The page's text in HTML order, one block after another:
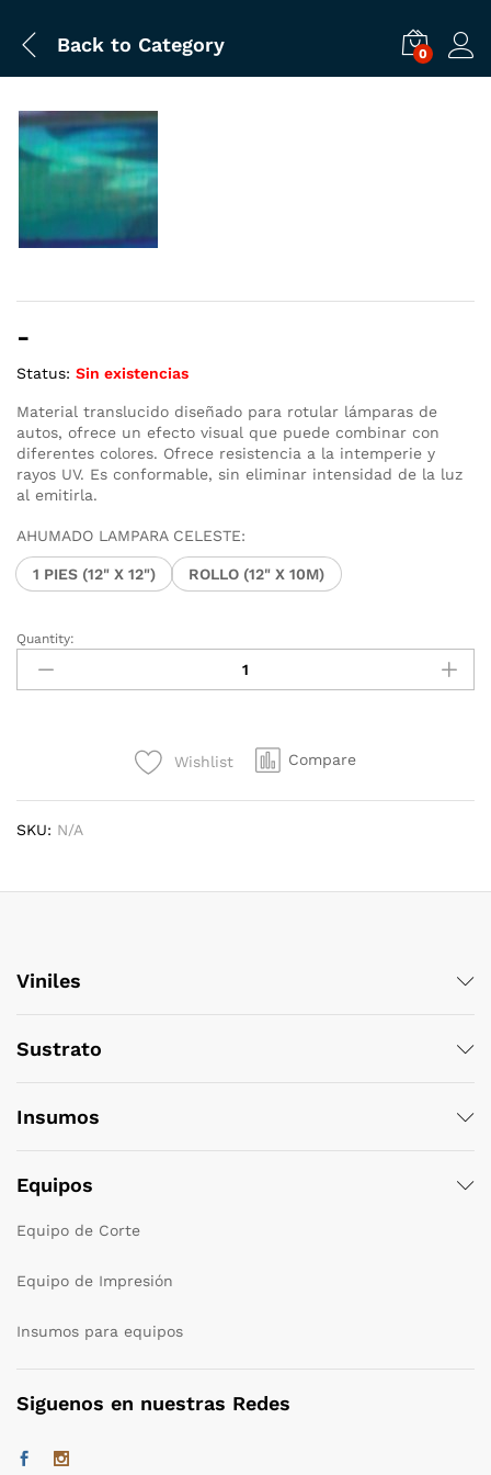
Back to Category 0
-
de
precios:
desde
$1.25
hasta
$35.95
Status: Sin existencias
Material translucido diseñado para rotular lámparas de
autos, ofrece un efecto visual que puede combinar con
diferentes colores. Ofrece resistencia a la intemperie y
rayos UV. Es conformable, sin eliminar intensidad de la luz
al emitirla.
AHUMADO LAMPARA CELESTE:
1 PIES (12" X 12") ROLLO (12" X 10M)
AHUMADO
LAMPARA
CELESTE
Quantity:
Wishlist Compare
SKU: N/A
Viniles
Sustrato
Insumos
Equipos
Equipo de Corte
Equipo de Impresión
Insumos para equipos
Siguenos en nuestras Redes